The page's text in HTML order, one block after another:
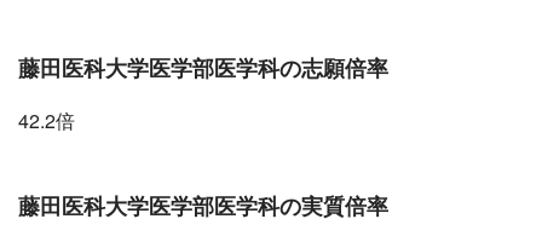
藤田医科大学医学部医学科の志願倍率
42.2倍
藤田医科大学医学部医学科の実質倍率